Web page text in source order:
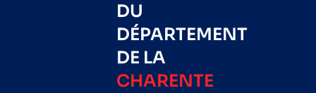
DU
DÉPARTEMENT
DE LA
CHARENTE